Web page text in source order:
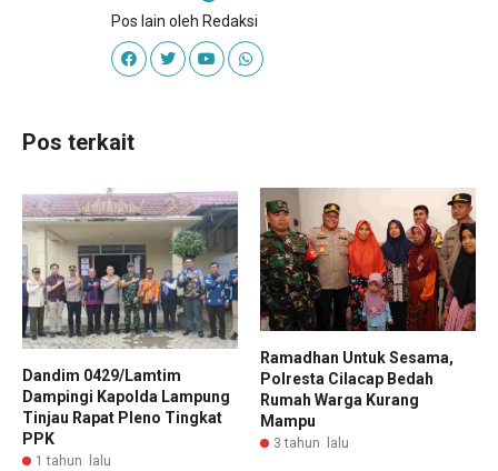
Pos lain oleh Redaksi
Pos terkait
Dandim 0429/Lamtim
Dampingi Kapolda Lampung
Tinjau Rapat Pleno Tingkat
PPK
1 tahun lalu
Ramadhan Untuk Sesama,
Polresta Cilacap Bedah
Rumah Warga Kurang
Mampu
3 tahun lalu